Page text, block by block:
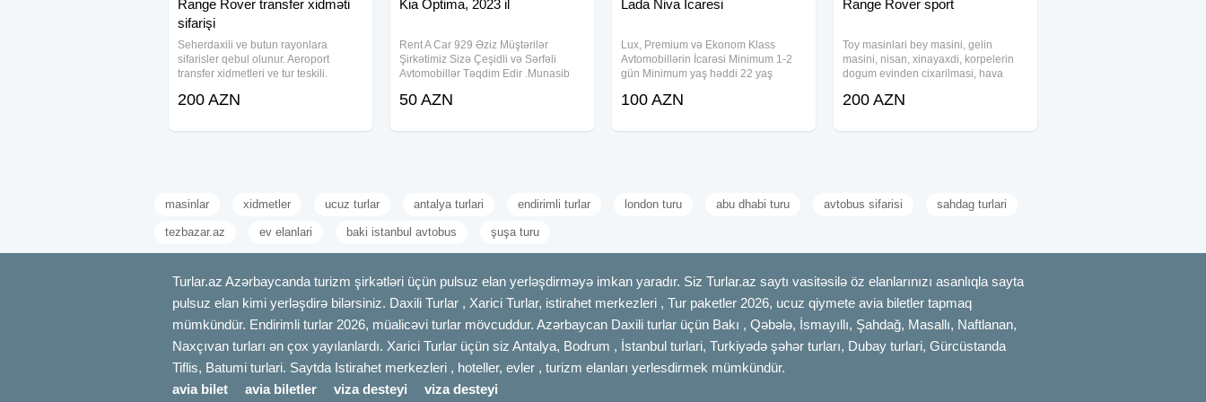
Range Rover transfer xidməti
sifarişi
Seherdaxili ve butun rayonlara
sifarisler qebul olunur. Aeroport
transfer xidmetleri ve tur teskili.
#Mercedes #S class #Transfer #Iveco,
#Travego,
200 AZN
Kia Optima, 2023 il
Rent A Car 929 Əziz Müştərilər
Şirkətimiz Sizə Çeşidli və Sərfəli
Avtomobillər Təqdim Edir .Munasib
teklif ediriki, Depozit yoxdur, 15
qiymetler
50 AZN
Lada Niva İcaresi
Lux, Premium və Ekonom Klass
Avtomobillərin İcarəsi Minimum 1-2
gün Minimum yaş həddi 22 yaş
1il Car rental Lux, Premium and
Minimum age 22
100 AZN
Range Rover sport
Toy masinlari bey masini, gelin
masini, nisan, xinayaxdi, korpelerin
dogum evinden cixarilmasi, hava
xidmeti heyata kecirilir. Xidmətlərimiz
personali ilə
200 AZN
masinlar xidmetler ucuz turlar antalya turlari endirimli turlar london turu abu dhabi turu avtobus sifarisi sahdag turlari
tezbazar.az ev elanlari baki istanbul avtobus şuşa turu
Turlar.az Azərbaycanda turizm şirkətləri üçün pulsuz elan yerləşdirməyə imkan yaradır. Siz Turlar.az saytı vasitəsilə öz elanlarınızı asanlıqla sayta
pulsuz elan kimi yerləşdirə bilərsiniz. Daxili Turlar , Xarici Turlar, istirahet merkezleri , Tur paketler 2026, ucuz qiymete avia biletler tapmaq
mümkündür. Endirimli turlar 2026, müalicəvi turlar mövcuddur. Azərbaycan Daxili turlar üçün Bakı , Qəbələ, İsmayıllı, Şahdağ, Masallı, Naftlanan,
Naxçıvan turları ən çox yayılanlardı. Xarici Turlar üçün siz Antalya, Bodrum , İstanbul turlari, Turkiyədə şəhər turları, Dubay turlari, Gürcüstanda
Tiflis, Batumi turlari. Saytda Istirahet merkezleri , hoteller, evler , turizm elanları yerlesdirmek mümkündür.
avia bilet
avia biletler viza desteyi viza desteyi